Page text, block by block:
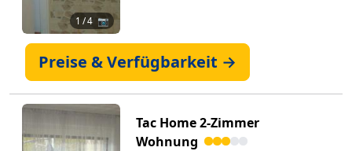
1 / 4 📷
Preise & Verfügbarkeit →
Tac Home 2-Zimmer
Wohnung